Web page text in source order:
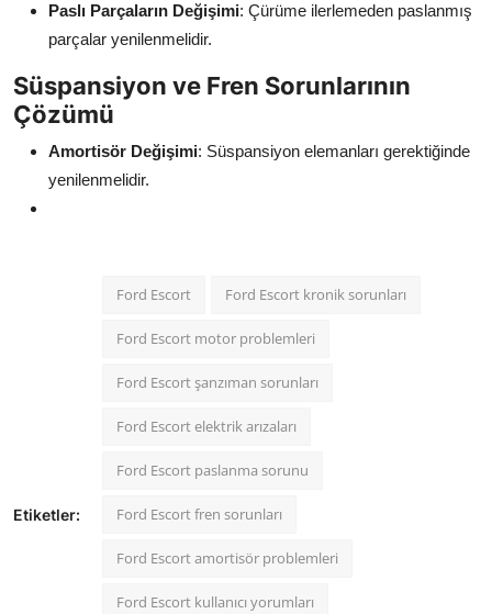
Paslı Parçaların Değişimi: Çürüme ilerlemeden paslanmış
parçalar yenilenmelidir.
Süspansiyon ve Fren Sorunlarının
Çözümü
Amortisör Değişimi: Süspansiyon elemanları gerektiğinde
yenilenmelidir.
Etiketler:
Ford Escort Ford Escort kronik sorunları
Ford Escort motor problemleri
Ford Escort şanzıman sorunları
Ford Escort elektrik arızaları
Ford Escort paslanma sorunu
Ford Escort fren sorunları
Ford Escort amortisör problemleri
Ford Escort kullanıcı yorumları